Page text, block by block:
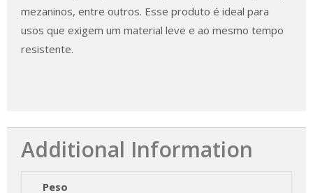
mezaninos, entre outros. Esse produto é ideal para
usos que exigem um material leve e ao mesmo tempo
resistente.
Additional Information
Peso